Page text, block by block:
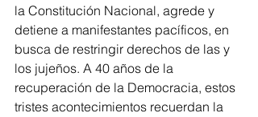
la Constitución Nacional, agrede y
detiene a manifestantes pacíficos, en
busca de restringir derechos de las y
los jujeños. A 40 años de la
recuperación de la Democracia, estos
tristes acontecimientos recuerdan la